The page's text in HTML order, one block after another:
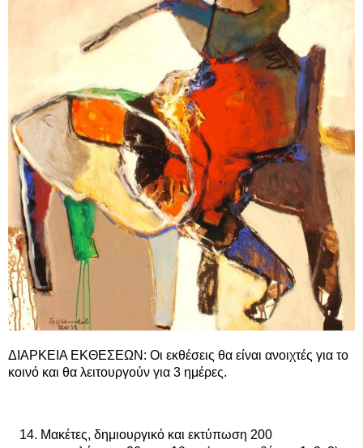
ΔΙΑΡΚΕΙΑ ΕΚΘΕΣΕΩΝ: Οι εκθέσεις θα είναι ανοιχτές για το
κοινό και θα λειτουργούν για 3 ημέρες.
Μακέτες, δημιουργικό και εκτύπωση 200